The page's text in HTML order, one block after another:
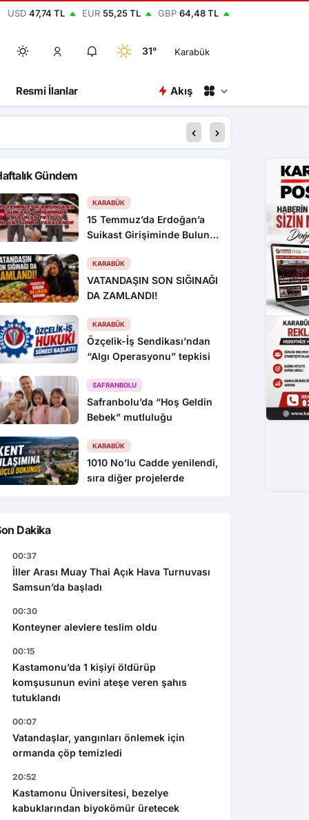
USD 47,74 TL EUR 55,25 TL GBP 64,48 TL
31° Karabük
Resmi İlanlar Akış
20:52 Kastamonu
Gündem
KARABÜK
15 Temmuz’da Erdoğan’a
Suikast Girişiminde Bulunan
Yakalandı!
KARABÜK
VATANDAŞIN SON SIĞINAĞI
DA ZAMLANDI!
KARABÜK
Özçelik-İş Sendikası’ndan
“Algı Operasyonu” tepkisi
SAFRANBOLU
Safranbolu’da “Hoş Geldin
Bebek” mutluluğu
KARABÜK
1010 No’lu Cadde yenilendi,
sıra diğer projelerde
Dakika
00:37
İller Arası Muay Thai Açık Hava Turnuvası
Samsun’da başladı
00:30
Konteyner alevlere teslim oldu
00:15
Kastamonu’da 1 kişiyi öldürüp
komşusunun evini ateşe veren şahıs
tutuklandı
00:07
Vatandaşlar, yangınları önlemek için
ormanda çöp temizledi
20:52
Kastamonu Üniversitesi, bezelye
kabuklarından biyokömür üretecek